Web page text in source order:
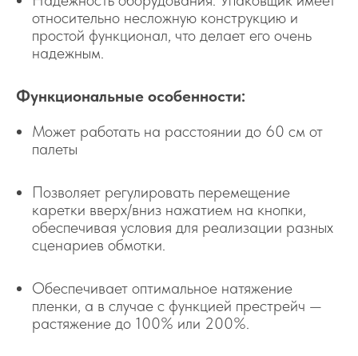
относительно несложную конструкцию и
простой функционал, что делает его очень
надежным.
Функциональные особенности:
Может работать на расстоянии до 60 см от
палеты
Позволяет регулировать перемещение
каретки вверх/вниз нажатием на кнопки,
обеспечивая условия для реализации разных
сценариев обмотки.
Обеспечивает оптимальное натяжение
пленки, а в случае с функцией престрейч —
растяжение до 100% или 200%.